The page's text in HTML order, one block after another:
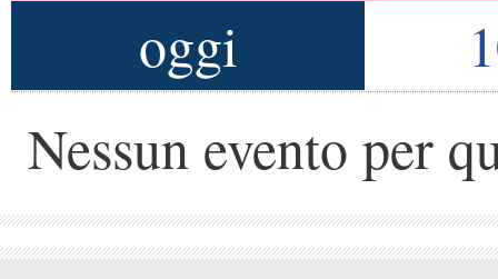
oggi
Nessun evento per